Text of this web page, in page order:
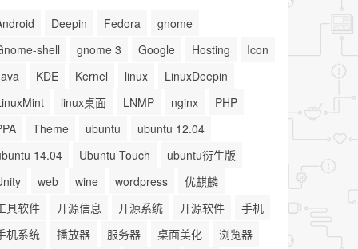
Deepin Fedora
gnome
shell
gnome 3 Google Hosting
Icon
KDE Kernel linux
LinuxDeepin
linux桌面 LNMP nginx
PHP
Theme ubuntu
ubuntu 12.04
14.04
Ubuntu Touch
ubuntu衍生版
web wine wordpress
优麒麟
具软件
开源信息 开源系统 开源软件
手机
机系统
播放器 服务器 桌面美化
浏览器